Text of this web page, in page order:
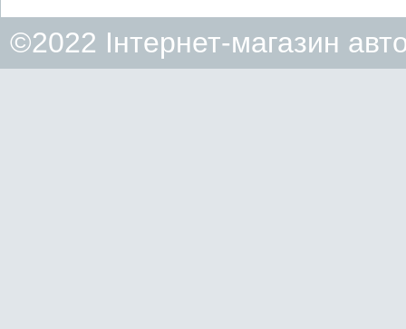
©2022 Інтернет-магазин